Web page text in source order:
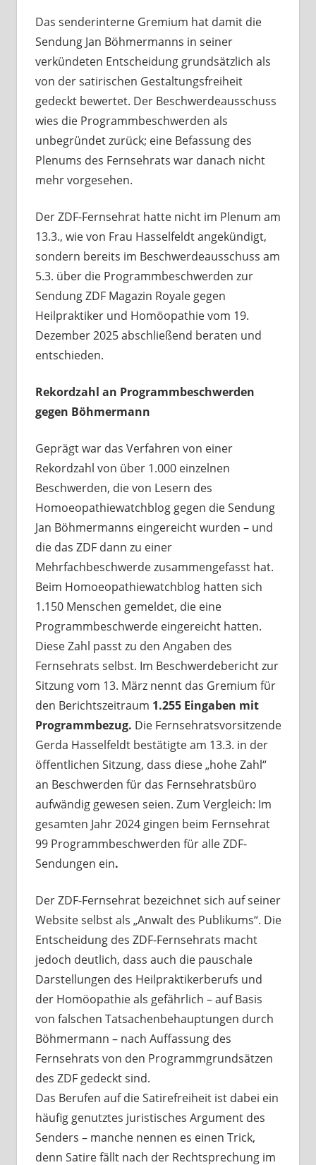
Das senderinterne Gremium hat damit die
Sendung Jan Böhmermanns in seiner
verkündeten Entscheidung grundsätzlich als
von der satirischen Gestaltungsfreiheit
gedeckt bewertet. Der Beschwerdeausschuss
wies die Programmbeschwerden als
unbegründet zurück; eine Befassung des
Plenums des Fernsehrats war danach nicht
mehr vorgesehen.
Der ZDF-Fernsehrat hatte nicht im Plenum am
13.3., wie von Frau Hasselfeldt angekündigt,
sondern bereits im Beschwerdeausschuss am
5.3. über die Programmbeschwerden zur
Sendung ZDF Magazin Royale gegen
Heilpraktiker und Homöopathie vom 19.
Dezember 2025 abschließend beraten und
entschieden.
Rekordzahl an Programmbeschwerden
gegen Böhmermann
Geprägt war das Verfahren von einer
Rekordzahl von über 1.000 einzelnen
Beschwerden, die von Lesern des
Homoeopathiewatchblog gegen die Sendung
Jan Böhmermanns eingereicht wurden – und
die das ZDF dann zu einer
Mehrfachbeschwerde zusammengefasst hat.
Beim Homoeopathiewatchblog hatten sich
1.150 Menschen gemeldet, die eine
Programmbeschwerde eingereicht hatten.
Diese Zahl passt zu den Angaben des
Fernsehrats selbst. Im Beschwerdebericht zur
Sitzung vom 13. März nennt das Gremium für
den Berichtszeitraum 1.255 Eingaben mit
Programmbezug. Die Fernsehratsvorsitzende
Gerda Hasselfeldt bestätigte am 13.3. in der
öffentlichen Sitzung, dass diese „hohe Zahl“
an Beschwerden für das Fernsehratsbüro
aufwändig gewesen seien. Zum Vergleich: Im
gesamten Jahr 2024 gingen beim Fernsehrat
99 Programmbeschwerden für alle ZDF-
Sendungen ein.
Der ZDF-Fernsehrat bezeichnet sich auf seiner
Website selbst als „Anwalt des Publikums“. Die
Entscheidung des ZDF-Fernsehrats macht
jedoch deutlich, dass auch die pauschale
Darstellungen des Heilpraktikerberufs und
der Homöopathie als gefährlich – auf Basis
von falschen Tatsachenbehauptungen durch
Böhmermann – nach Auffassung des
Fernsehrats von den Programmgrundsätzen
des ZDF gedeckt sind.
Das Berufen auf die Satirefreiheit ist dabei ein
häufig genutztes juristisches Argument des
Senders – manche nennen es einen Trick,
denn Satire fällt nach der Rechtsprechung im